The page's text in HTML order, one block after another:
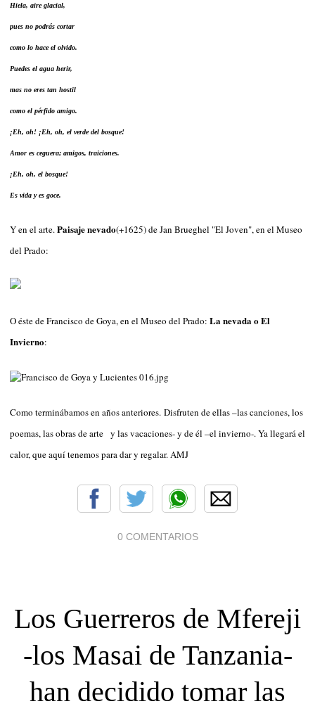
Hiela, aire glacial,
pues no podrás cortar
como lo hace el olvido.
Puedes el agua herir,
mas no eres tan hostil
como el pérfido amigo.
¡Eh, oh! ¡Eh, oh, el verde del bosque!
Amor es ceguera; amigos, traiciones.
¡Eh, oh, el bosque!
Es vida y es goce.
Y en el arte.Paisaje nevado(+1625) de Jan Brueghel "El Joven", en el Museo
del Prado:
O éste de Francisco de Goya, en el Museo del Prado: La nevada o El
Invierno:
Como terminábamos en años anteriores. Disfruten de ellas –las canciones, los
poemas, las obras de arte y las vacaciones- y de él –el invierno-. Ya llegará el
calor, que aquí tenemos para dar y regalar. AMJ
0 COMENTARIOS
Los Guerreros de Mfereji
-los Masai de Tanzania-
han decidido tomar las